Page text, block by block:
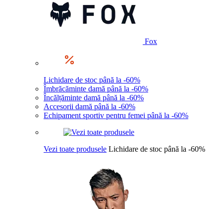
Fox
Lichidare de stoc până la -60%
Îmbrăcăminte damă până la -60%
Încălțăminte damă până la -60%
Accesorii damă până la -60%
Echipament sportiv pentru femei până la -60%
Vezi toate produsele Lichidare de stoc până la -60%